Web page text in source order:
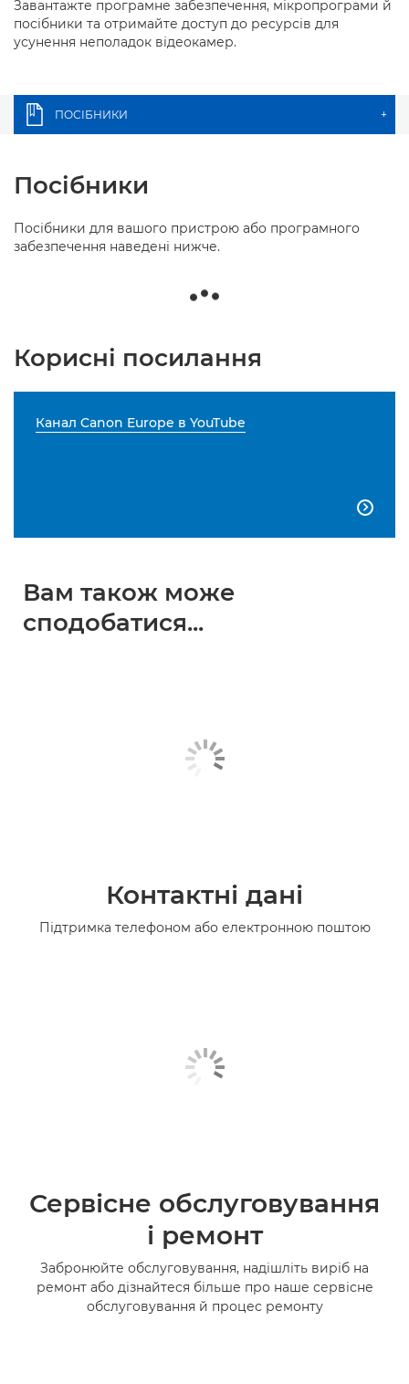
Завантажте програмне забезпечення, мікропрограми й
посібники та отримайте доступ до ресурсів для
усунення неполадок відеокамер.
ПОСІБНИКИ +
Посібники
Посібники для вашого пристрою або програмного
забезпечення наведені нижче.
Корисні посилання
Канал Canon Europe в YouTube

Вам також може
сподобатися...
Контактні дані
Підтримка телефоном або електронною поштою
Сервісне обслуговування
і ремонт
Забронюйте обслуговування, надішліть виріб на
ремонт або дізнайтеся більше про наше сервісне
обслуговування й процес ремонту